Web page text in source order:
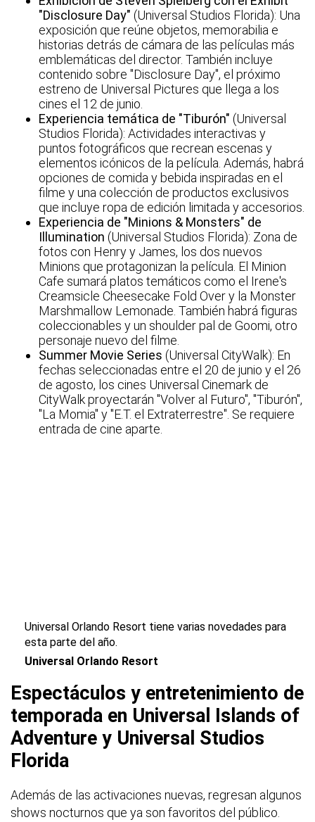
"Disclosure Day" (Universal Studios Florida): Una
exposición que reúne objetos, memorabilia e
historias detrás de cámara de las películas más
emblemáticas del director. También incluye
contenido sobre "Disclosure Day", el próximo
estreno de Universal Pictures que llega a los
cines el 12 de junio.
Experiencia temática de "Tiburón" (Universal
Studios Florida): Actividades interactivas y
puntos fotográficos que recrean escenas y
elementos icónicos de la película. Además, habrá
opciones de comida y bebida inspiradas en el
filme y una colección de productos exclusivos
que incluye ropa de edición limitada y accesorios.
Experiencia de "Minions & Monsters" de
Illumination (Universal Studios Florida): Zona de
fotos con Henry y James, los dos nuevos
Minions que protagonizan la película. El Minion
Cafe sumará platos temáticos como el Irene's
Creamsicle Cheesecake Fold Over y la Monster
Marshmallow Lemonade. También habrá figuras
coleccionables y un shoulder pal de Goomi, otro
personaje nuevo del filme.
Summer Movie Series (Universal CityWalk): En
fechas seleccionadas entre el 20 de junio y el 26
de agosto, los cines Universal Cinemark de
CityWalk proyectarán "Volver al Futuro", "Tiburón",
"La Momia" y "E.T. el Extraterrestre". Se requiere
entrada de cine aparte.
Universal Orlando Resort tiene varias novedades para
esta parte del año.
Universal Orlando Resort
Espectáculos y entretenimiento de
temporada en Universal Islands of
Adventure y Universal Studios
Florida
Además de las activaciones nuevas, regresan algunos
shows nocturnos que ya son favoritos del público.